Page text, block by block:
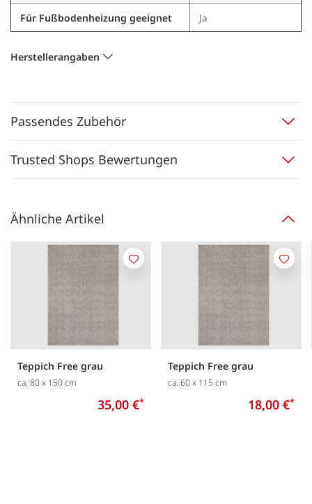
Für Fußbodenheizung geeignet Ja
Herstellerangaben
Passendes Zubehör
Trusted Shops Bewertungen
Ähnliche Artikel
Teppich Free grau
ca. 80 x 150 cm
35,00 €*
Merken
Teppich Free grau
ca. 60 x 115 cm
18,00 €*